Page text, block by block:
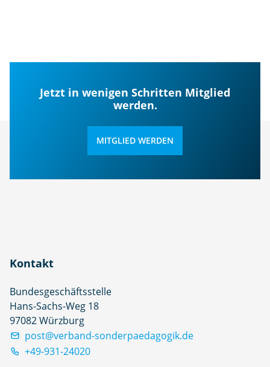
Jetzt in wenigen Schritten Mitglied
werden.
MITGLIED WERDEN
Kontakt
Bundesgeschäftsstelle
Hans-Sachs-Weg 18
97082 Würzburg
post@verband-sonderpaedagogik.de
+49-931-24020